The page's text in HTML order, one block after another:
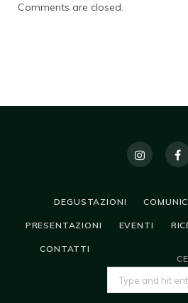
Comments are closed.
DEGUSTAZIONI
PRESENTAZIONI EVENTI
CONTATTI
FOR: